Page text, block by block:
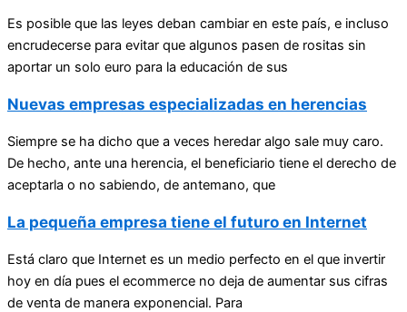
Es posible que las leyes deban cambiar en este país, e incluso
encrudecerse para evitar que algunos pasen de rositas sin
aportar un solo euro para la educación de sus
Nuevas empresas especializadas en herencias
Siempre se ha dicho que a veces heredar algo sale muy caro.
De hecho, ante una herencia, el beneficiario tiene el derecho de
aceptarla o no sabiendo, de antemano, que
La pequeña empresa tiene el futuro en Internet
Está claro que Internet es un medio perfecto en el que invertir
hoy en día pues el ecommerce no deja de aumentar sus cifras
de venta de manera exponencial. Para